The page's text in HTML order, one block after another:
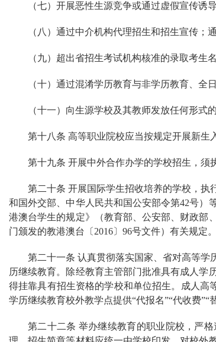
（七）开展恶性生源竞争或通过虚假宣传诱
（八）通过中介机构代理招生和招生宣传；
（九）超出省招生考试机构核准的录取考生
（十）通过混淆学历教育与非学历教育、全
（十一）向生源学校及其教师发放任何形式
第十八条 高等职业院校应当按规定开展新生
第十九条 开展中外合作办学的学校招生，须
第二十条 开展国际学生招收培养的学校，
和国外交部、中华人民共和国公安部令第42号）
港澳台学生的规定》（教育部、公安部、财政部
门颁发的教港澳台〔2016〕96号文件）有关规定。
第二十一条 认真贯彻落实国家、省对高等
历继续教育。除经教育主管部门批准具有成人学
得挂靠具有招生资格的学校和单位招生。成人高
学历继续教育校外教学点提供“代报名”“代收费”“
第二十二条 举办继续教育的职业院校，严